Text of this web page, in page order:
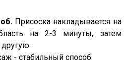
Присоска накладывается на
на 2-3 минуты, затем
другую.